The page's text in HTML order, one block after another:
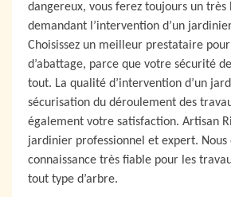
dangereux, vous ferez toujours un très
demandant l’intervention d’un
Choisissez un meilleur prestataire
d’abattage, parce que votre sécurité
tout. La qualité d’intervention d’un
sécurisation du déroulement des
également votre satisfaction. Artisan
jardinier professionnel et expert. Nous
connaissance très fiable pour les
tout type d’arbre.